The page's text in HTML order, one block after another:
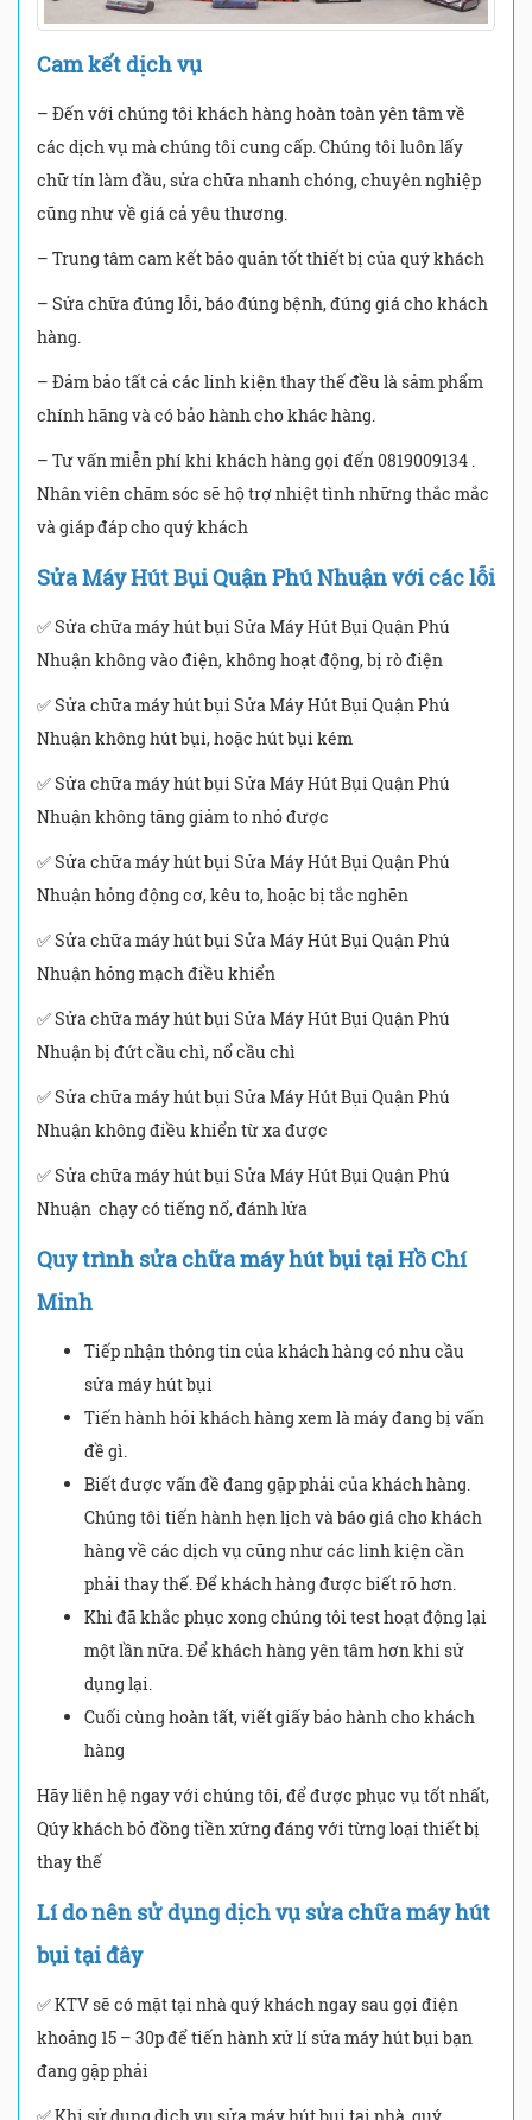
Cam kết dịch vụ
– Đến với chúng tôi khách hàng hoàn toàn yên tâm về
các dịch vụ mà chúng tôi cung cấp. Chúng tôi luôn lấy
chữ tín làm đầu, sửa chữa nhanh chóng, chuyên nghiệp
cũng như về giá cả yêu thương.
– Trung tâm cam kết bảo quản tốt thiết bị của quý khách
– Sửa chữa đúng lỗi, báo đúng bệnh, đúng giá cho khách
hàng.
– Đảm bảo tất cả các linh kiện thay thế đều là sảm phẩm
chính hãng và có bảo hành cho khác hàng.
– Tư vấn miễn phí khi khách hàng gọi đến 0819009134 .
Nhân viên chăm sóc sẽ hộ trợ nhiệt tình những thắc mắc
và giáp đáp cho quý khách
Sửa Máy Hút Bụi Quận Phú Nhuận với các lỗi
✅ Sửa chữa máy hút bụi Sửa Máy Hút Bụi Quận Phú
Nhuận không vào điện, không hoạt động, bị rò điện
✅ Sửa chữa máy hút bụi Sửa Máy Hút Bụi Quận Phú
Nhuận không hút bụi, hoặc hút bụi kém
✅ Sửa chữa máy hút bụi Sửa Máy Hút Bụi Quận Phú
Nhuận không tăng giảm to nhỏ được
✅ Sửa chữa máy hút bụi Sửa Máy Hút Bụi Quận Phú
Nhuận hỏng động cơ, kêu to, hoặc bị tắc nghẽn
✅ Sửa chữa máy hút bụi Sửa Máy Hút Bụi Quận Phú
Nhuận hỏng mạch điều khiển
✅ Sửa chữa máy hút bụi Sửa Máy Hút Bụi Quận Phú
Nhuận bị đứt cầu chì, nổ cầu chì
✅ Sửa chữa máy hút bụi Sửa Máy Hút Bụi Quận Phú
Nhuận không điều khiển từ xa được
✅ Sửa chữa máy hút bụi Sửa Máy Hút Bụi Quận Phú
Nhuận chạy có tiếng nổ, đánh lửa
Quy trình sửa chữa máy hút bụi tại Hồ Chí
Minh
Tiếp nhận thông tin của khách hàng có nhu cầu
sửa máy hút bụi
Tiến hành hỏi khách hàng xem là máy đang bị vấn
đề gì.
Biết được vấn đề đang gặp phải của khách hàng.
Chúng tôi tiến hành hẹn lịch và báo giá cho khách
hàng về các dịch vụ cũng như các linh kiện cần
phải thay thế. Để khách hàng được biết rõ hơn.
Khi đã khắc phục xong chúng tôi test hoạt động lại
một lần nữa. Để khách hàng yên tâm hơn khi sử
dụng lại.
Cuối cùng hoàn tất, viết giấy bảo hành cho khách
hàng
Hãy liên hệ ngay với chúng tôi, để được phục vụ tốt nhất,
Qúy khách bỏ đồng tiền xứng đáng với từng loại thiết bị
thay thế
Lí do nên sử dụng dịch vụ sửa chữa máy hút
bụi tại đây
✅ KTV sẽ có mặt tại nhà quý khách ngay sau gọi điện
khoảng 15 – 30p để tiến hành xử lí sửa máy hút bụi bạn
đang gặp phải